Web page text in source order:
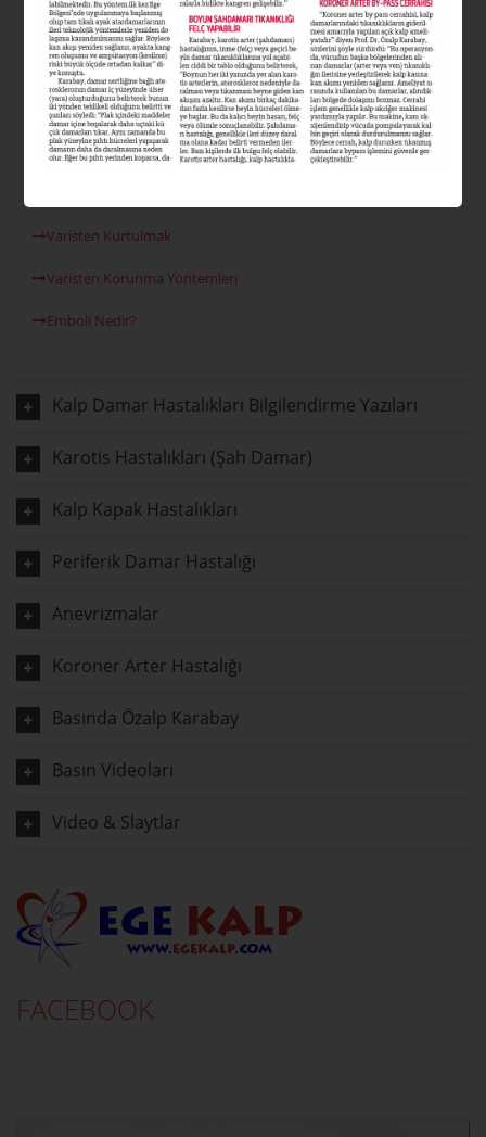
Varis Nedir?
Varis Tipleri Nelerdir?
Varis Nedenleri
Venöz Reflü
Varisten Kurtulmak
Varisten Korunma Yöntemleri
Emboli Nedir?
Kalp Damar Hastalıkları Bilgilendirme Yazıları
Karotis Hastalıkları (Şah Damar)
Kalp Kapak Hastalıkları
Periferik Damar Hastalığı
Anevrizmalar
Koroner Arter Hastalığı
Basında Özalp Karabay
Basın Videoları
Video & Slaytlar
FACEBOOK